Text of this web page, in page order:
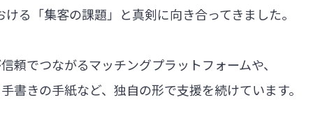
る「集客の課題」と真剣に向き合ってきました。
頼でつながるマッチングプラットフォームや、
書きの手紙など、独自の形で支援を続けています。